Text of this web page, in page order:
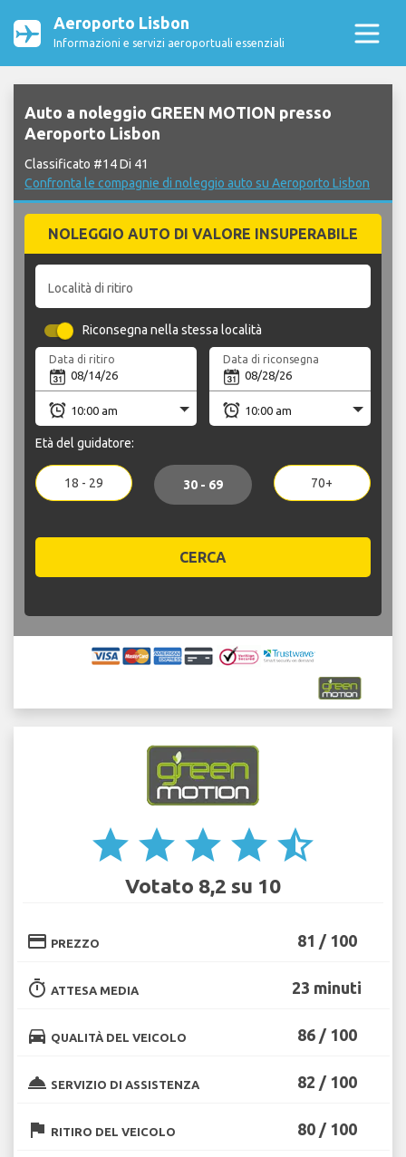
Aeroporto Lisbon
Informazioni e servizi aeroportuali essenziali
Auto a noleggio GREEN MOTION presso
Aeroporto Lisbon
Classificato #14 Di 41
Confronta le compagnie di noleggio auto su Aeroporto Lisbon
NOLEGGIO AUTO DI VALORE INSUPERABILE
Località di ritiro
Riconsegna nella stessa località
Data di ritiro Data di riconsegna
Età del guidatore:
18 - 29 30 - 69 70+
CERCA
star star star star star_half
Votato 8,2 su 10
credit_card PREZZO 81 / 100
timer ATTESA MEDIA 23 minuti
directions_car QUALITÀ DEL VEICOLO 86 / 100
room_service SERVIZIO DI ASSISTENZA 82 / 100
flag RITIRO DEL VEICOLO 80 / 100